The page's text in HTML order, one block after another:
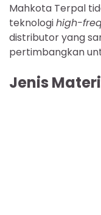
Mahkota Terpal
teknologihigh-
distributor yang
pertimbangkan
Jenis